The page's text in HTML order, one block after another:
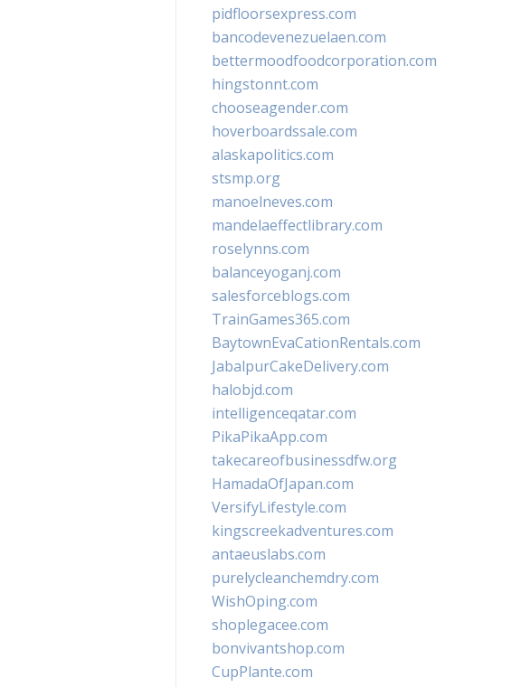
pidfloorsexpress.com
bancodevenezuelaen.com
bettermoodfoodcorporation.com
hingstonnt.com
chooseagender.com
hoverboardssale.com
alaskapolitics.com
stsmp.org
manoelneves.com
mandelaeffectlibrary.com
roselynns.com
balanceyoganj.com
salesforceblogs.com
TrainGames365.com
BaytownEvaCationRentals.com
JabalpurCakeDelivery.com
halobjd.com
intelligenceqatar.com
PikaPikaApp.com
takecareofbusinessdfw.org
HamadaOfJapan.com
VersifyLifestyle.com
kingscreekadventures.com
antaeuslabs.com
purelycleanchemdry.com
WishOping.com
shoplegacee.com
bonvivantshop.com
CupPlante.com